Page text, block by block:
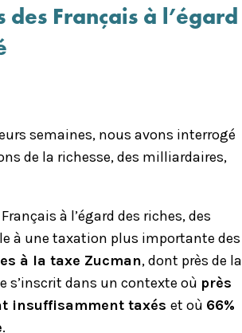
Français à l’égard
semaines, nous avons interrogé
de la richesse, des milliardaires,
à l’égard des riches, des
à une taxation plus importante des
à la taxe Zucman, dont près de la
s’inscrit dans un contexte où près
insuffisamment taxés et où 66%
.